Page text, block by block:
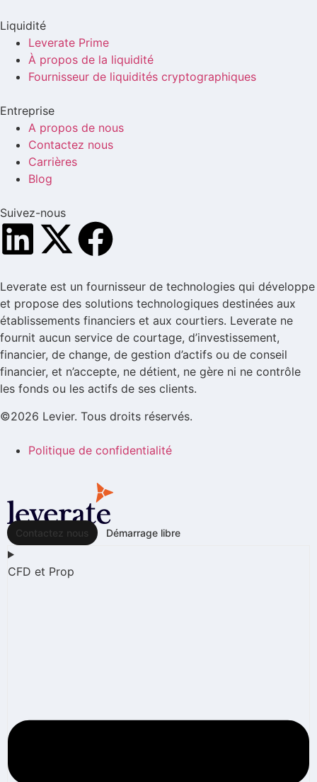
Liquidité
Leverate Prime
À propos de la liquidité
Fournisseur de liquidités cryptographiques
Entreprise
A propos de nous
Contactez nous
Carrières
Blog
Suivez-nous
Leverate est un fournisseur de technologies qui développe
et propose des solutions technologiques destinées aux
établissements financiers et aux courtiers. Leverate ne
fournit aucun service de courtage, d’investissement,
financier, de change, de gestion d’actifs ou de conseil
financier, et n’accepte, ne détient, ne gère ni ne contrôle
les fonds ou les actifs de ses clients.
©2026 Levier. Tous droits réservés.
Politique de confidentialité
Contactez nous Démarrage libre
CFD et Prop